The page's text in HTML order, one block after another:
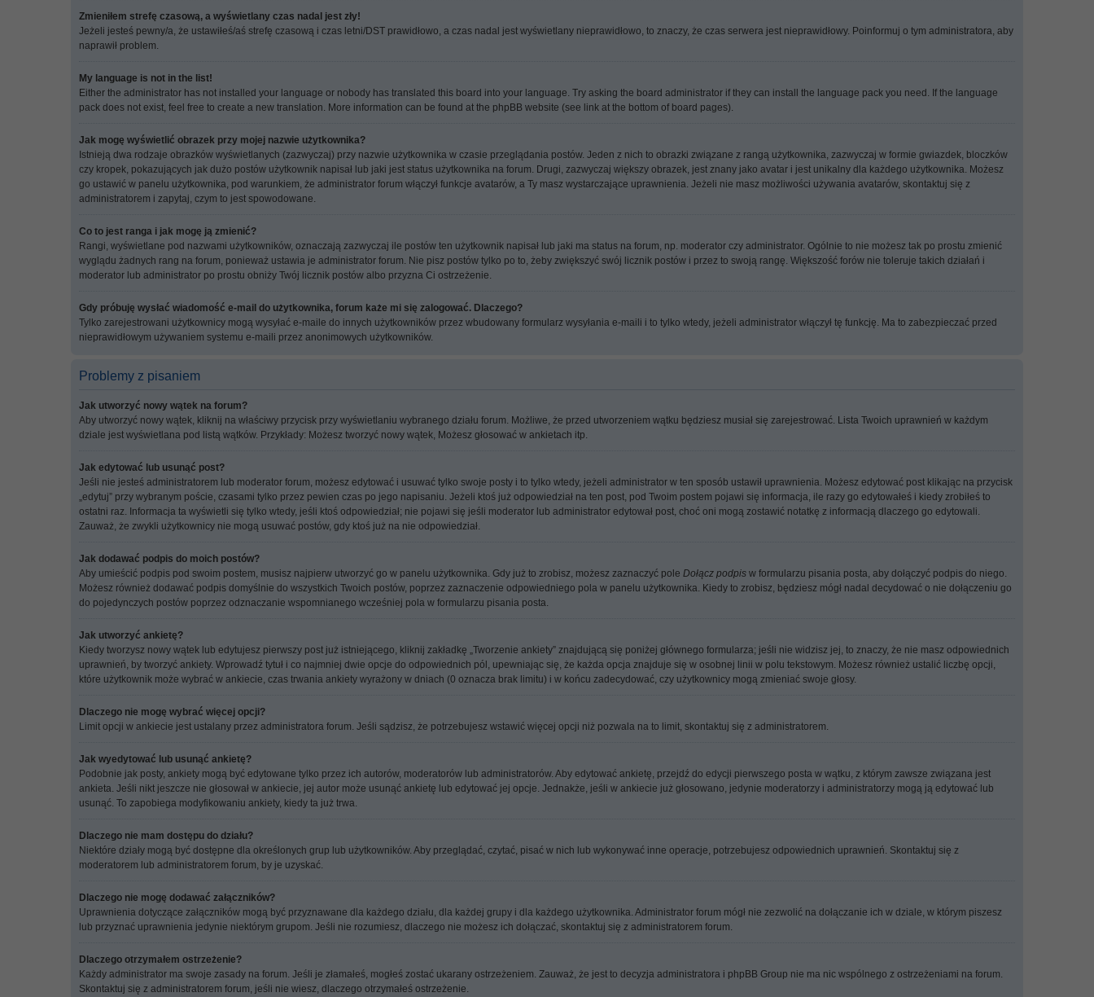
Zmieniłem strefę czasową, a wyświetlany czas nadal jest zły!
Jeżeli jesteś pewny/a, że ustawiłeś/aś strefę czasową i czas letni/DST prawidłowo, a czas nadal jest wyświetlany nieprawidłowo, to znaczy, że czas serwera jest nieprawidłowy. Poinformuj o tym administratora, aby
naprawił problem.
My language is not in the list!
Either the administrator has not installed your language or nobody has translated this board into your language. Try asking the board administrator if they can install the language pack you need. If the language
pack does not exist, feel free to create a new translation. More information can be found at the phpBB website (see link at the bottom of board pages).
Jak mogę wyświetlić obrazek przy mojej nazwie użytkownika?
Istnieją dwa rodzaje obrazków wyświetlanych (zazwyczaj) przy nazwie użytkownika w czasie przeglądania postów. Jeden z nich to obrazki związane z rangą użytkownika, zazwyczaj w formie gwiazdek, bloczków
czy kropek, pokazujących jak dużo postów użytkownik napisał lub jaki jest status użytkownika na forum. Drugi, zazwyczaj większy obrazek, jest znany jako avatar i jest unikalny dla każdego użytkownika. Możesz
go ustawić w panelu użytkownika, pod warunkiem, że administrator forum włączył funkcje avatarów, a Ty masz wystarczające uprawnienia. Jeżeli nie masz możliwości używania avatarów, skontaktuj się z
administratorem i zapytaj, czym to jest spowodowane.
Co to jest ranga i jak mogę ją zmienić?
Rangi, wyświetlane pod nazwami użytkowników, oznaczają zazwyczaj ile postów ten użytkownik napisał lub jaki ma status na forum, np. moderator czy administrator. Ogólnie to nie możesz tak po prostu zmienić
wyglądu żadnych rang na forum, ponieważ ustawia je administrator forum. Nie pisz postów tylko po to, żeby zwiększyć swój licznik postów i przez to swoją rangę. Większość forów nie toleruje takich działań i
moderator lub administrator po prostu obniży Twój licznik postów albo przyzna Ci ostrzeżenie.
Gdy próbuję wysłać wiadomość e-mail do użytkownika, forum każe mi się zalogować. Dlaczego?
Tylko zarejestrowani użytkownicy mogą wysyłać e-maile do innych użytkowników przez wbudowany formularz wysyłania e-maili i to tylko wtedy, jeżeli administrator włączył tę funkcję. Ma to zabezpieczać przed
nieprawidłowym używaniem systemu e-maili przez anonimowych użytkowników.
Problemy z pisaniem
Jak utworzyć nowy wątek na forum?
Aby utworzyć nowy wątek, kliknij na właściwy przycisk przy wyświetlaniu wybranego działu forum. Możliwe, że przed utworzeniem wątku będziesz musiał się zarejestrować. Lista Twoich uprawnień w każdym
dziale jest wyświetlana pod listą wątków. Przykłady: Możesz tworzyć nowy wątek, Możesz głosować w ankietach itp.
Jak edytować lub usunąć post?
Jeśli nie jesteś administratorem lub moderator forum, możesz edytować i usuwać tylko swoje posty i to tylko wtedy, jeżeli administrator w ten sposób ustawił uprawnienia. Możesz edytować post klikając na przycisk
„edytuj” przy wybranym poście, czasami tylko przez pewien czas po jego napisaniu. Jeżeli ktoś już odpowiedział na ten post, pod Twoim postem pojawi się informacja, ile razy go edytowałeś i kiedy zrobiłeś to
ostatni raz. Informacja ta wyświetli się tylko wtedy, jeśli ktoś odpowiedział; nie pojawi się jeśli moderator lub administrator edytował post, choć oni mogą zostawić notatkę z informacją dlaczego go edytowali.
Zauważ, że zwykli użytkownicy nie mogą usuwać postów, gdy ktoś już na nie odpowiedział.
Jak dodawać podpis do moich postów?
Aby umieścić podpis pod swoim postem, musisz najpierw utworzyć go w panelu użytkownika. Gdy już to zrobisz, możesz zaznaczyć pole Dołącz podpis w formularzu pisania posta, aby dołączyć podpis do niego.
Możesz również dodawać podpis domyślnie do wszystkich Twoich postów, poprzez zaznaczenie odpowiedniego pola w panelu użytkownika. Kiedy to zrobisz, będziesz mógł nadal decydować o nie dołączeniu go
do pojedynczych postów poprzez odznaczanie wspomnianego wcześniej pola w formularzu pisania posta.
Jak utworzyć ankietę?
Kiedy tworzysz nowy wątek lub edytujesz pierwszy post już istniejącego, kliknij zakładkę „Tworzenie ankiety” znajdującą się poniżej głównego formularza; jeśli nie widzisz jej, to znaczy, że nie masz odpowiednich
uprawnień, by tworzyć ankiety. Wprowadź tytuł i co najmniej dwie opcje do odpowiednich pól, upewniając się, że każda opcja znajduje się w osobnej linii w polu tekstowym. Możesz również ustalić liczbę opcji,
które użytkownik może wybrać w ankiecie, czas trwania ankiety wyrażony w dniach (0 oznacza brak limitu) i w końcu zadecydować, czy użytkownicy mogą zmieniać swoje głosy.
Dlaczego nie mogę wybrać więcej opcji?
Limit opcji w ankiecie jest ustalany przez administratora forum. Jeśli sądzisz, że potrzebujesz wstawić więcej opcji niż pozwala na to limit, skontaktuj się z administratorem.
Jak wyedytować lub usunąć ankietę?
Podobnie jak posty, ankiety mogą być edytowane tylko przez ich autorów, moderatorów lub administratorów. Aby edytować ankietę, przejdź do edycji pierwszego posta w wątku, z którym zawsze związana jest
ankieta. Jeśli nikt jeszcze nie głosował w ankiecie, jej autor może usunąć ankietę lub edytować jej opcje. Jednakże, jeśli w ankiecie już głosowano, jedynie moderatorzy i administratorzy mogą ją edytować lub
usunąć. To zapobiega modyfikowaniu ankiety, kiedy ta już trwa.
Dlaczego nie mam dostępu do działu?
Niektóre działy mogą być dostępne dla określonych grup lub użytkowników. Aby przeglądać, czytać, pisać w nich lub wykonywać inne operacje, potrzebujesz odpowiednich uprawnień. Skontaktuj się z
moderatorem lub administratorem forum, by je uzyskać.
Dlaczego nie mogę dodawać załączników?
Uprawnienia dotyczące załączników mogą być przyznawane dla każdego działu, dla każdej grupy i dla każdego użytkownika. Administrator forum mógł nie zezwolić na dołączanie ich w dziale, w którym piszesz
lub przyznać uprawnienia jedynie niektórym grupom. Jeśli nie rozumiesz, dlaczego nie możesz ich dołączać, skontaktuj się z administratorem forum.
Dlaczego otrzymałem ostrzeżenie?
Każdy administrator ma swoje zasady na forum. Jeśli je złamałeś, mogłeś zostać ukarany ostrzeżeniem. Zauważ, że jest to decyzja administratora i phpBB Group nie ma nic wspólnego z ostrzeżeniami na forum.
Skontaktuj się z administratorem forum, jeśli nie wiesz, dlaczego otrzymałeś ostrzeżenie.